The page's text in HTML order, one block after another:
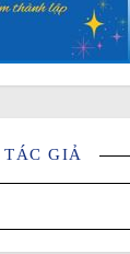
TÁC GIẢ